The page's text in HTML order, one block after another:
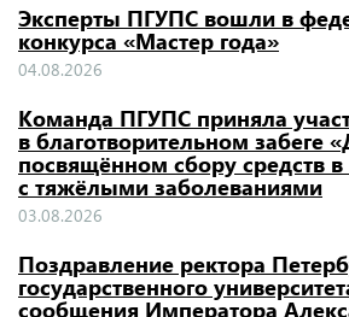
Эксперты ПГУПС вошли в
конкурса «Мастер года»
04.08.2026
Команда ПГУПС приняла
в благотворительном забеге
посвящённом сбору средств
с тяжёлыми заболеваниями
03.08.2026
Поздравление ректора
государственного
сообщения Императора